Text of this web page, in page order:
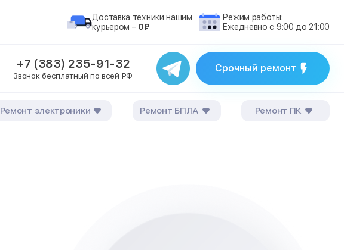
Доставка техники нашим
курьером – 0₽
Режим работы:
Ежедневно с 9:00 до 21:00
+7 (383) 235-91-32
Звонок бесплатный по всей РФ
Срочный ремонт
Ремонт электроники Ремонт БПЛА Ремонт ПК